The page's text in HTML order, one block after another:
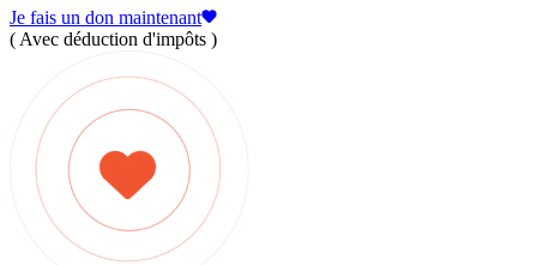
Je fais un don maintenant
( Avec déduction d'impôts )